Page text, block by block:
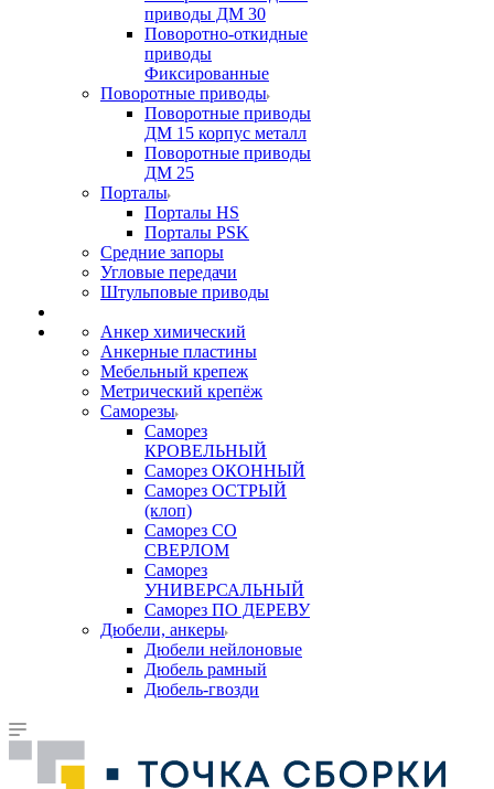
приводы ДМ 30
Поворотно-откидные
приводы
Фиксированные
Поворотные приводы
Поворотные приводы
ДМ 15 корпус металл
Поворотные приводы
ДМ 25
Порталы
Порталы HS
Порталы PSK
Средние запоры
Угловые передачи
Штульповые приводы
Анкер химический
Анкерные пластины
Мебельный крепеж
Метрический крепёж
Саморезы
Саморез
КРОВЕЛЬНЫЙ
Саморез ОКОННЫЙ
Саморез ОСТРЫЙ
(клоп)
Саморез СО
СВЕРЛОМ
Саморез
УНИВЕРСАЛЬНЫЙ
Саморез ПО ДЕРЕВУ
Дюбели, анкеры
Дюбели нейлоновые
Дюбель рамный
Дюбель-гвозди